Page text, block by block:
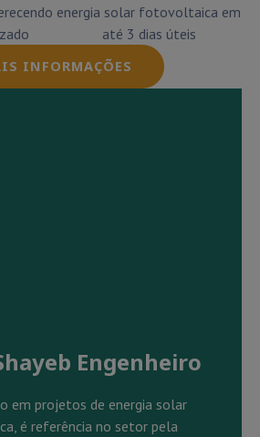
energia solar fotovoltaica em
até 3 dias úteis
INFORMAÇÕES
Engenheiro
em projetos de energia solar
é referência no setor pela